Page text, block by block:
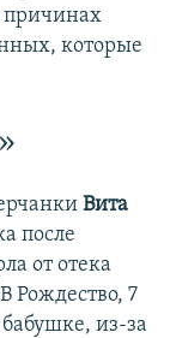
причинах
которые
Вита
после
от отека
Рождество, 7
из-за